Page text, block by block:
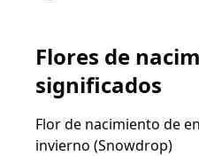
Flores de
significados
Flor de nacimiento de
invierno (Snowdrop)